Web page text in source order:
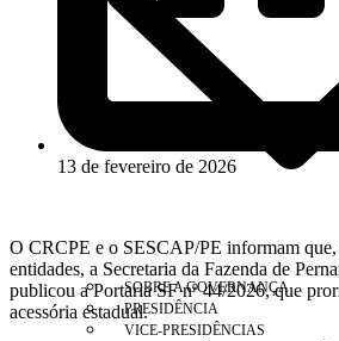
SOBRE A GOVERNANÇA
PRESIDÊNCIA
VICE-PRESIDÊNCIAS
13 de fevereiro de 2026
O CRCPE e o SESCAP/PE informam
entidades, a Secretaria da Fazenda de
publicou a Portaria SF nº 44/2026, que
acessória estadual.